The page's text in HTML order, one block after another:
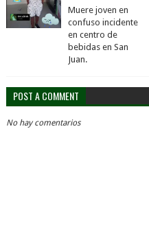
Muere joven en
confuso incidente
en centro de
bebidas en San
Juan.
POST A COMMENT
No hay comentarios